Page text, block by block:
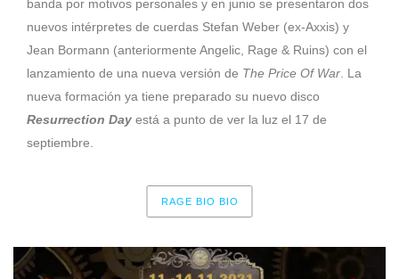
banda por motivos personales y en junio se presentaron dos
nuevos intérpretes de cuerdas Stefan Weber (ex-Axxis) y
Jean Bormann (anteriormente Angelic, Rage & Ruins) con el
lanzamiento de una nueva versión de The Price Of War . La
nueva formación ya tiene preparado su nuevo disco
Resurrection Day está a punto de ver la luz el 17 de
septiembre.
RAGE BIO BIO